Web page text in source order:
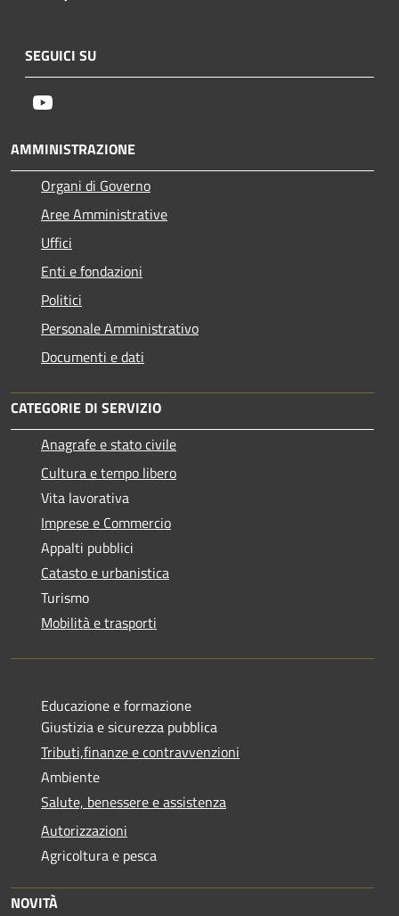
SEGUICI SU
AMMINISTRAZIONE
Organi di Governo
Aree Amministrative
Uffici
Enti e fondazioni
Politici
Personale Amministrativo
Documenti e dati
CATEGORIE DI SERVIZIO
Anagrafe e stato civile
Cultura e tempo libero
Vita lavorativa
Imprese e Commercio
Appalti pubblici
Catasto e urbanistica
Turismo
Mobilità e trasporti
Educazione e formazione
Giustizia e sicurezza pubblica
Tributi,finanze e contravvenzioni
Ambiente
Salute, benessere e assistenza
Autorizzazioni
Agricoltura e pesca
NOVITÀ